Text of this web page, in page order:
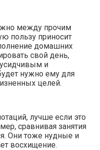
между прочим
пользу приносит
домашних
свой день,
усидчивым и
нужно ему для
целей.
лучше если это
сравнивая занятия
Они тоже нудные и
восхищение.